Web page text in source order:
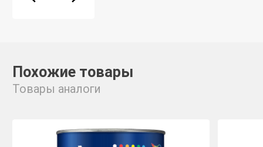
Похожие товары
Товары аналоги